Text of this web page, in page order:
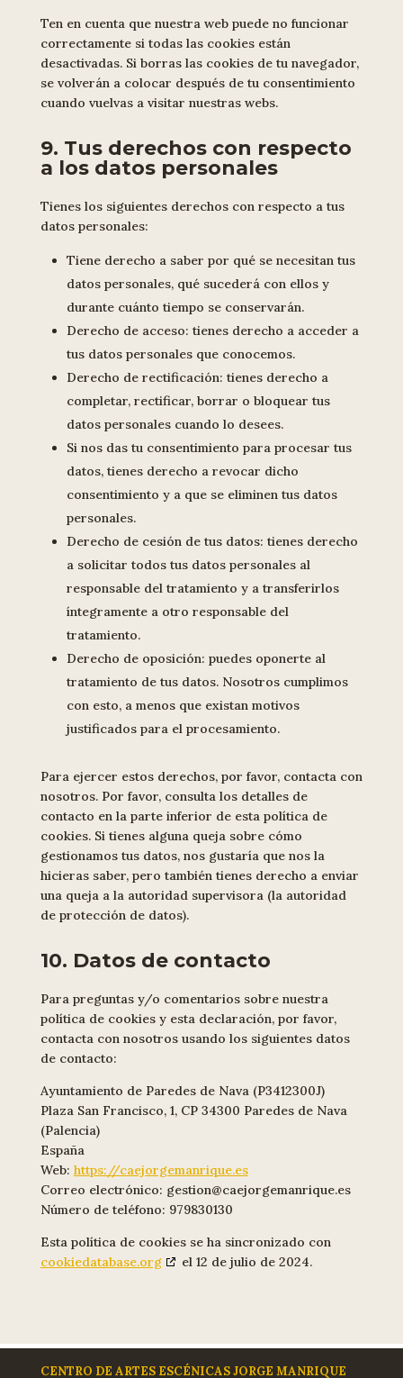
Ten en cuenta que nuestra web puede no funcionar
correctamente si todas las cookies están
desactivadas. Si borras las cookies de tu navegador,
se volverán a colocar después de tu consentimiento
cuando vuelvas a visitar nuestras webs.
9. Tus derechos con respecto
a los datos personales
Tienes los siguientes derechos con respecto a tus
datos personales:
Tiene derecho a saber por qué se necesitan tus
datos personales, qué sucederá con ellos y
durante cuánto tiempo se conservarán.
Derecho de acceso: tienes derecho a acceder a
tus datos personales que conocemos.
Derecho de rectificación: tienes derecho a
completar, rectificar, borrar o bloquear tus
datos personales cuando lo desees.
Si nos das tu consentimiento para procesar tus
datos, tienes derecho a revocar dicho
consentimiento y a que se eliminen tus datos
personales.
Derecho de cesión de tus datos: tienes derecho
a solicitar todos tus datos personales al
responsable del tratamiento y a transferirlos
íntegramente a otro responsable del
tratamiento.
Derecho de oposición: puedes oponerte al
tratamiento de tus datos. Nosotros cumplimos
con esto, a menos que existan motivos
justificados para el procesamiento.
Para ejercer estos derechos, por favor, contacta con
nosotros. Por favor, consulta los detalles de
contacto en la parte inferior de esta política de
cookies. Si tienes alguna queja sobre cómo
gestionamos tus datos, nos gustaría que nos la
hicieras saber, pero también tienes derecho a enviar
una queja a la autoridad supervisora (la autoridad
de protección de datos).
10. Datos de contacto
Para preguntas y/o comentarios sobre nuestra
política de cookies y esta declaración, por favor,
contacta con nosotros usando los siguientes datos
de contacto:
Ayuntamiento de Paredes de Nava (P3412300J)
Plaza San Francisco, 1, CP 34300 Paredes de Nava
(Palencia)
España
Web: https://caejorgemanrique.es
Correo electrónico: gestion@caejorgemanrique.es
Número de teléfono: 979830130
Esta política de cookies se ha sincronizado con
cookiedatabase.org
el 12 de julio de 2024.
CENTRO DE ARTES ESCÉNICAS JORGE MANRIQUE